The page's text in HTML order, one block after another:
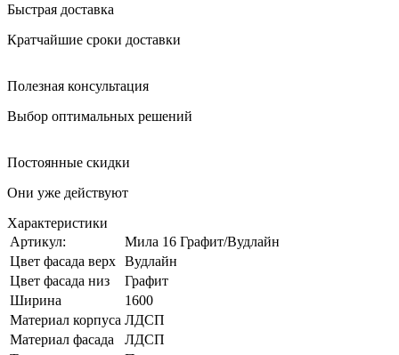
Быстрая доставка
Кратчайшие сроки доставки
Полезная консультация
Выбор оптимальных решений
Постоянные скидки
Они уже действуют
Характеристики
Артикул:
Мила 16 Графит/Вудлайн
Цвет фасада верх Вудлайн
Цвет фасада низ
Графит
Ширина
1600
Материал корпуса ЛДСП
Материал фасада
ЛДСП